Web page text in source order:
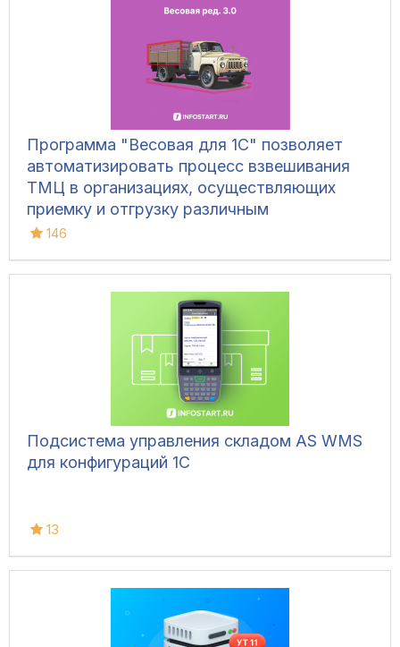
Программа "Весовая для 1С" позволяет
автоматизировать процесс взвешивания
ТМЦ в организациях, осуществляющих
приемку и отгрузку различным
транспортом, для ведения складского
Конфигурация позволяет фиксировать вес
вручную, напрямую с весов, а также
управлять дополнительным
оборудованием и контролировать
движение транспорта.
146
Подсистема управления складом AS WMS
для конфигураций 1С
13